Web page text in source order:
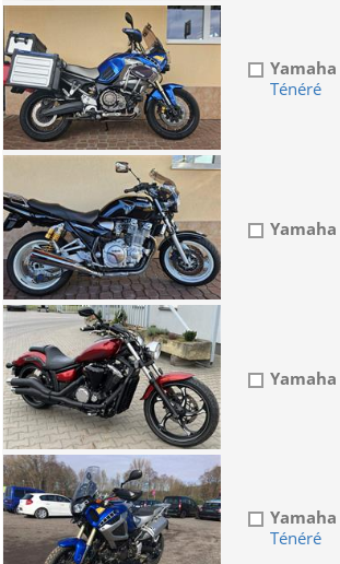
Yamaha
Ténéré
Yamaha
Yamaha
Yamaha
Ténéré